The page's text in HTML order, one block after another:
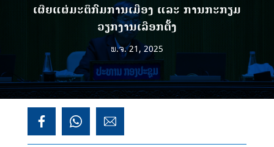
ເຜີຍແຜ່ມະຕິກົມການເມືອງ ແລະ ການກະກຽມ
ວຽກງານເລືອກຕັ້ງ
ພ.ຈ. 21, 2025